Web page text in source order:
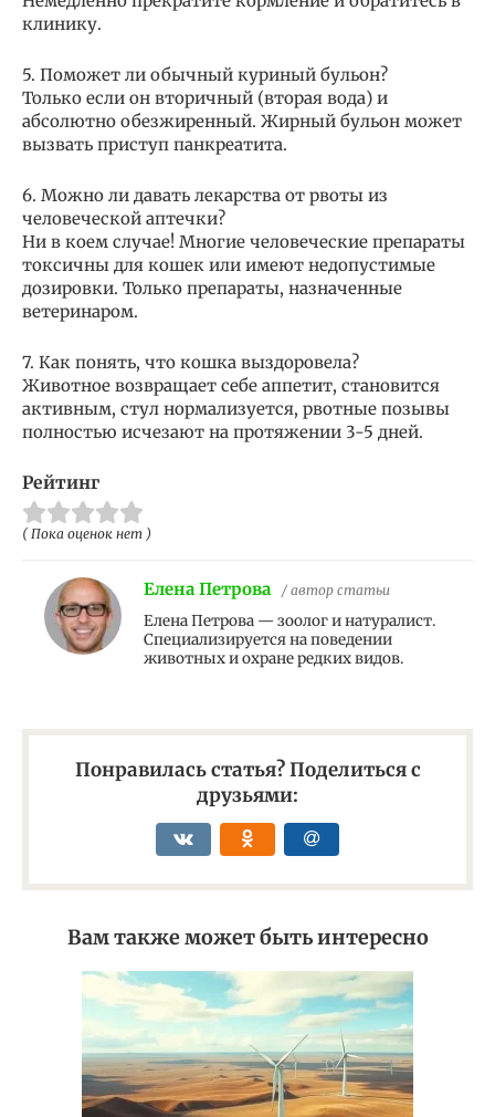
клинику.
5. Поможет ли обычный куриный бульон?
Только если он вторичный (вторая вода) и
абсолютно обезжиренный. Жирный бульон может
вызвать приступ панкреатита.
6. Можно ли давать лекарства от рвоты из
человеческой аптечки?
Ни в коем случае! Многие человеческие препараты
токсичны для кошек или имеют недопустимые
дозировки. Только препараты, назначенные
ветеринаром.
7. Как понять, что кошка выздоровела?
Животное возвращает себе аппетит, становится
активным, стул нормализуется, рвотные позывы
полностью исчезают на протяжении 3-5 дней.
Рейтинг
( Пока оценок нет )
Елена Петрова / автор статьи
Елена Петрова — зоолог и натуралист.
Специализируется на поведении
животных и охране редких видов.
Понравилась статья? Поделиться с
друзьями:
Вам также может быть интересно